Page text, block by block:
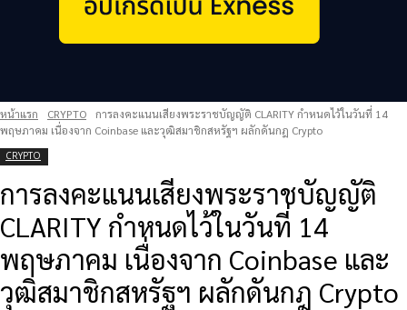
หน้าแรก CRYPTO
การลงคะแนนเสียงพระราชบัญญัติ CLARITY กำหนดไว้ในวันที่ 14
พฤษภาคม เนื่องจาก Coinbase และวุฒิสมาชิกสหรัฐฯ ผลักดันกฎ Crypto
CRYPTO
การลงคะแนนเสียงพระราชบัญญัติ
CLARITY กำหนดไว้ในวันที่ 14
พฤษภาคม เนื่องจาก Coinbase และ
วุฒิสมาชิกสหรัฐฯ ผลักดันกฎ Crypto